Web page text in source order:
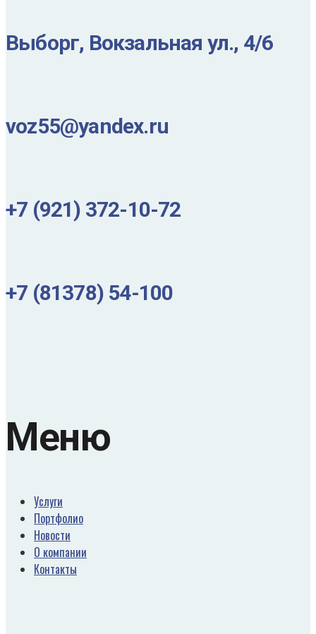
Выборг, Вокзальная ул., 4/6
voz55@yandex.ru
+7 (921) 372-10-72
+7 (81378) 54-100
Меню
Услуги
Портфолио
Новости
О компании
Контакты